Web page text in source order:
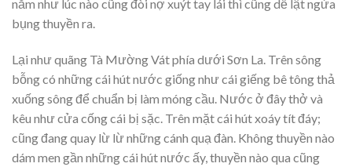
năm như lúc nào cũng đòi nợ xuýt tay lái thì cũng dễ lật ngửa
bụng thuyền ra.
Lại như quãng Tà Mường Vát phía dưới Sơn La. Trên sông
bỗng có những cái hút nước giống như cái giếng bê tông thả
xuống sông để chuẩn bị làm móng cầu. Nước ở đây thở và
kêu như cửa cống cái bị sặc. Trên mặt cái hút xoáy tít đáy;
cũng đang quay lừ lừ những cánh quạ đàn. Không thuyền nào
dám men gần những cái hút nước ấy, thuyền nào qua cũng